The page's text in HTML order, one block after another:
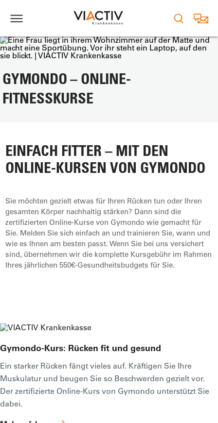
GYMONDO – ONLINE-
FITNESSKURSE
EINFACH FITTER – MIT DEN
ONLINE-KURSEN VON GYMONDO
Sie möchten gezielt etwas für Ihren Rücken tun oder Ihren
gesamten Körper nachhaltig stärken? Dann sind die
zertifizierten Online-Kurse von Gymondo wie gemacht für
Sie. Melden Sie sich einfach an und trainieren Sie, wann und
wie es Ihnen am besten passt. Wenn Sie bei uns versichert
sind, übernehmen wir die komplette Kursgebühr im Rahmen
Ihres jährlichen 550€-Gesundheitsbudgets für Sie.
Gymondo-Kurs: Rücken fit und gesund
Ein starker Rücken fängt vieles auf. Kräftigen Sie Ihre
Muskulatur und beugen Sie so Beschwerden gezielt vor.
Der zertifizierte Online-Kurs von Gymondo unterstützt Sie
dabei.